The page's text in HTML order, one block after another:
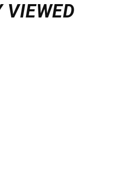
VIEWED